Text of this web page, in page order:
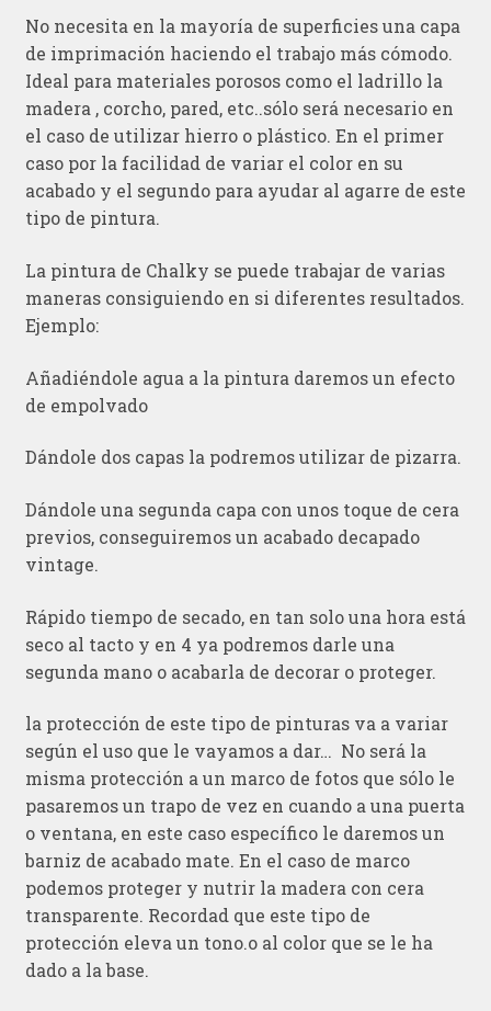
No necesita en la mayoría de superficies una capa
de imprimación haciendo el trabajo más cómodo.
Ideal para materiales porosos como el ladrillo la
madera , corcho, pared, etc..sólo será necesario en
el caso de utilizar hierro o plástico. En el primer
caso por la facilidad de variar el color en su
acabado y el segundo para ayudar al agarre de este
tipo de pintura.
La pintura de Chalky se puede trabajar de varias
maneras consiguiendo en si diferentes resultados.
Ejemplo:
Añadiéndole agua a la pintura daremos un efecto
de empolvado
Dándole dos capas la podremos utilizar de pizarra.
Dándole una segunda capa con unos toque de cera
previos, conseguiremos un acabado decapado
vintage.
Rápido tiempo de secado, en tan solo una hora está
seco al tacto y en 4 ya podremos darle una
segunda mano o acabarla de decorar o proteger.
la protección de este tipo de pinturas va a variar
según el uso que le vayamos a dar… No será la
misma protección a un marco de fotos que sólo le
pasaremos un trapo de vez en cuando a una puerta
o ventana, en este caso específico le daremos un
barniz de acabado mate. En el caso de marco
podemos proteger y nutrir la madera con cera
transparente. Recordad que este tipo de
protección eleva un tono.o al color que se le ha
dado a la base.